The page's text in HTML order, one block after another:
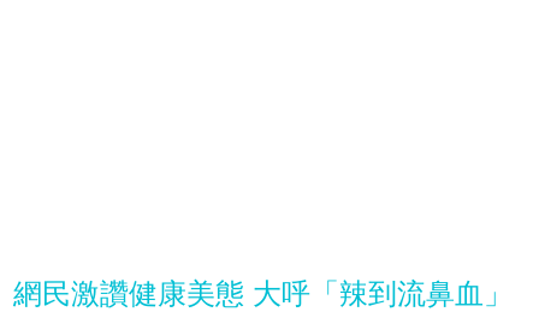
網民激讚健康美態 大呼「辣到流鼻血」